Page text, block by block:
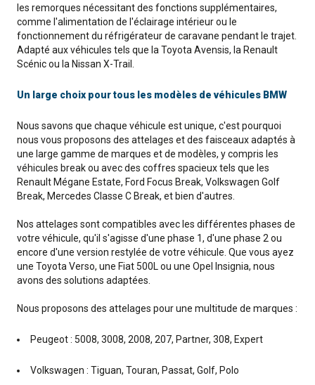
les remorques nécessitant des fonctions supplémentaires,
comme l'alimentation de l'éclairage intérieur ou le
fonctionnement du réfrigérateur de caravane pendant le trajet.
Adapté aux véhicules tels que la Toyota Avensis, la Renault
Scénic ou la Nissan X-Trail.
Un large choix pour tous les modèles de véhicules BMW
Nous savons que chaque véhicule est unique, c'est pourquoi
nous vous proposons des attelages et des faisceaux adaptés à
une large gamme de marques et de modèles, y compris les
véhicules break ou avec des coffres spacieux tels que les
Renault Mégane Estate, Ford Focus Break, Volkswagen Golf
Break, Mercedes Classe C Break, et bien d'autres.
Nos attelages sont compatibles avec les différentes phases de
votre véhicule, qu'il s'agisse d'une phase 1, d'une phase 2 ou
encore d'une version restylée de votre véhicule. Que vous ayez
une Toyota Verso, une Fiat 500L ou une Opel Insignia, nous
avons des solutions adaptées.
Nous proposons des attelages pour une multitude de marques :
Peugeot : 5008, 3008, 2008, 207, Partner, 308, Expert
Volkswagen : Tiguan, Touran, Passat, Golf, Polo